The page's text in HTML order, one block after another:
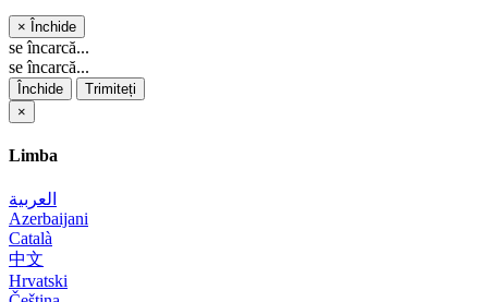
× Închide
se încarcă...
se încarcă...
Închide
Trimiteți
×
Limba
العربية
Azerbaijani
Català
中文
Hrvatski